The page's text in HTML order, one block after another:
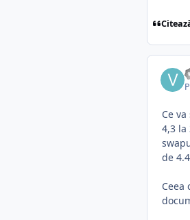
Ce
4,3
de
Ceea